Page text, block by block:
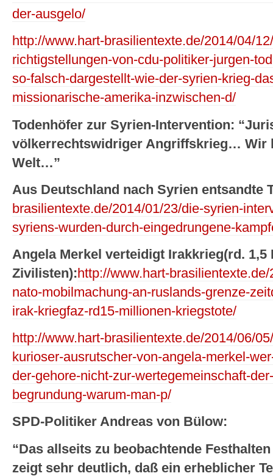
der-ausgelo/
http://www.hart-brasilientexte.de/2014/04/
richtigstellungen-von-cdu-politiker-jurgen-
so-falsch-dargestellt-wie-der-syrien-krieg-
missionarische-amerika-inzwischen-d/
Todenhöfer zur Syrien-Intervention:
völkerrechtswidriger Angriffskrieg… Wir
Welt…”
Aus Deutschland nach Syrien entsandte
brasilientexte.de/2014/01/23/die-syrien-
syriens-wurden-durch-eingedrungene-
Angela Merkel verteidigt Irakkrieg(rd. 1,5
Zivilisten):http://www.hart-
nato-mobilmachung-an-ruslands-grenze-
irak-kriegfaz-rd15-millionen-kriegstote/
http://www.hart-brasilientexte.de/2014/06/
kurioser-ausrutscher-von-angela-merkel-
der-gehore-nicht-zur-wertegemeinschaft-
begrundung-warum-man-p/
SPD-Politiker Andreas von Bülow:
“Das allseits zu beobachtende
zeigt sehr deutlich, daß ein erheblicher